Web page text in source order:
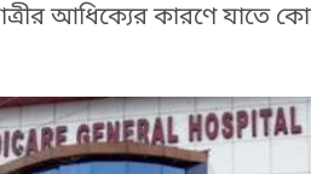
আধিক্যের কারণে